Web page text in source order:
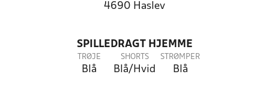
4690 Haslev
SPILLEDRAGT HJEMME
TRØJE
Blå
SHORTS
Blå/Hvid
STRØMPER
Blå